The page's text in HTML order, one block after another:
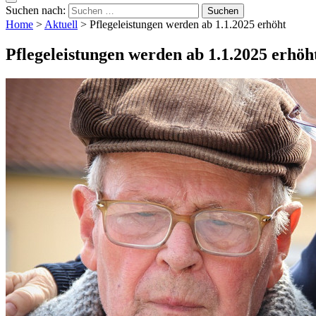
Suchen nach:
Home >Aktuell > Pflegeleistungen werden ab 1.1.2025 erhöht
Pflegeleistungen werden ab 1.1.2025